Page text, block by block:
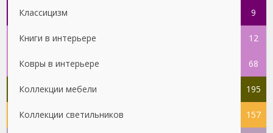
Классицизм 9
Книги в интерьере 12
Ковры в интерьере 68
Коллекции мебели 195
Коллекции светильников 157